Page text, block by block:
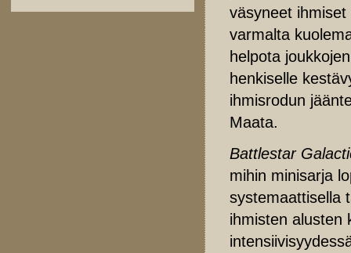
väsyneet
varmalta
helpota
henkiselle
ihmisrodun
Maata.
Battlestar
mihin minisarja
systemaattisella
ihmisten alusten